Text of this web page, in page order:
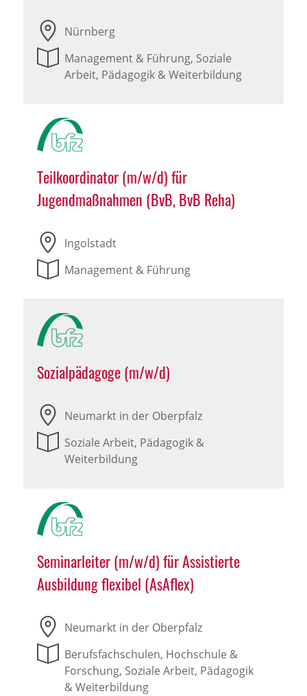
Nürnberg
Management & Führung, Soziale
Arbeit, Pädagogik & Weiterbildung
Teilkoordinator (m/w/d) für
Jugendmaßnahmen (BvB, BvB Reha)
Ingolstadt
Management & Führung
Sozialpädagoge (m/w/d)
Neumarkt in der Oberpfalz
Soziale Arbeit, Pädagogik &
Weiterbildung
Seminarleiter (m/w/d) für Assistierte
Ausbildung flexibel (AsAflex)
Neumarkt in der Oberpfalz
Berufsfachschulen, Hochschule &
Forschung, Soziale Arbeit, Pädagogik
& Weiterbildung